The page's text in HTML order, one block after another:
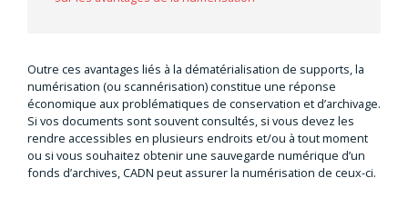
Outre ces avantages liés à la dématérialisation de supports, la
numérisation (ou scannérisation) constitue une réponse
économique aux problématiques de conservation et d’archivage.
Si vos documents sont souvent consultés, si vous devez les
rendre accessibles en plusieurs endroits et/ou à tout moment
ou si vous souhaitez obtenir une sauvegarde numérique d’un
fonds d’archives, CADN peut assurer la numérisation de ceux-ci.